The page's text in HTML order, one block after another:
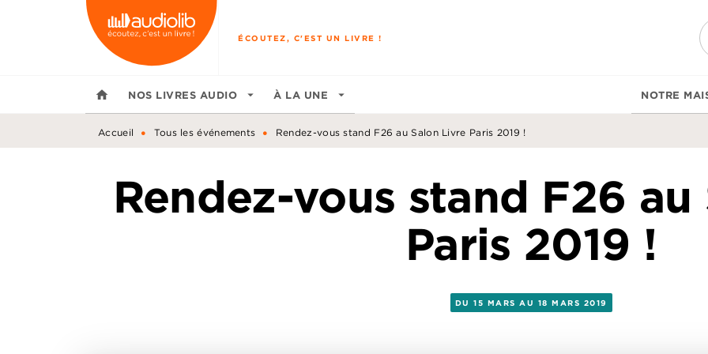
MENU RECHERCHE
ÉCOUTEZ, C'EST UN LIVRE !
home NOS LIVRES AUDIO arrow_drop_down À LA UNE arrow_drop_down NOTRE
Accueil • Tous les événements • Rendez-vous stand F26 au Salon Livre Paris 2019 !
Rendez-vous stand F26
Paris 2019 !
DU 15 MARS AU 18 MARS 2019